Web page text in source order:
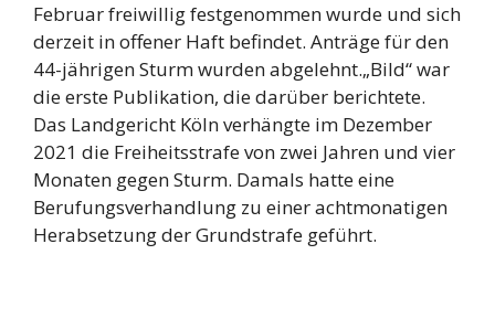
Februar freiwillig festgenommen wurde und sich
derzeit in offener Haft befindet. Anträge für den
44-jährigen Sturm wurden abgelehnt.„Bild“ war
die erste Publikation, die darüber berichtete.
Das Landgericht Köln verhängte im Dezember
2021 die Freiheitsstrafe von zwei Jahren und vier
Monaten gegen Sturm. Damals hatte eine
Berufungsverhandlung zu einer achtmonatigen
Herabsetzung der Grundstrafe geführt.